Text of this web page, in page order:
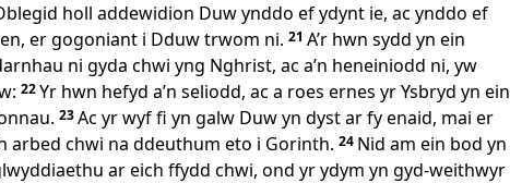
holl addewidion Duw ynddo ef ydynt ie, ac ynddo ef
er gogoniant i Dduw trwom ni. 21 A’r hwn sydd yn ein
ni gyda chwi yng Nghrist, ac a’n heneiniodd ni, yw
22Yr hwn hefyd a’n seliodd, ac a roes ernes yr Ysbryd yn ein
23Ac yr wyf fi yn galw Duw yn dyst ar fy enaid, mai er
arbed chwi na ddeuthum eto i Gorinth. 24 Nid am ein bod yn
ar eich ffydd chwi, ond yr ydym yn gyd-weithwyr